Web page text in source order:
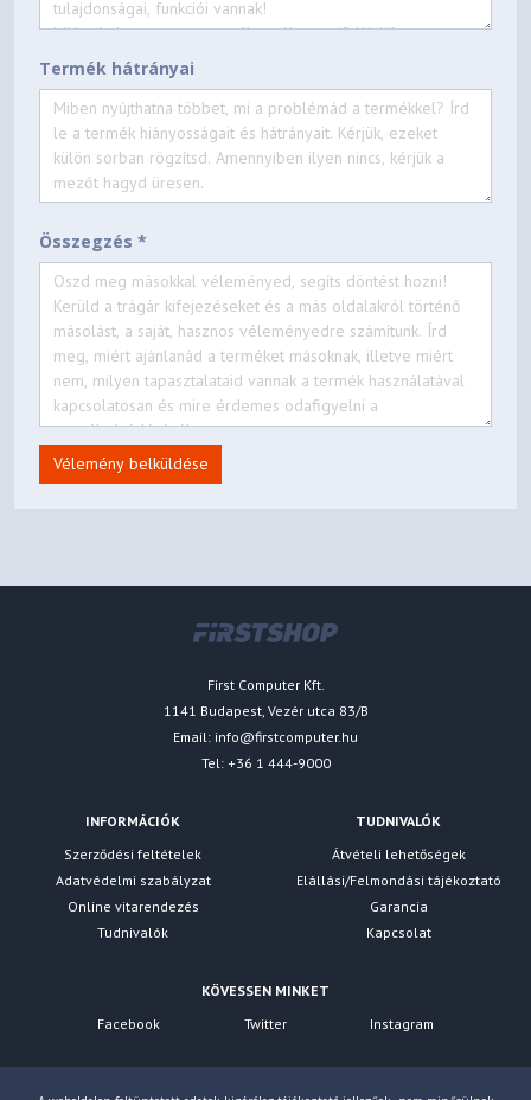
Termék hátrányai
Összegzés *
Vélemény belküldése
First Computer Kft.
1141 Budapest, Vezér utca 83/B
Email: info@firstcomputer.hu
Tel: +36 1 444-9000
INFORMÁCIÓK
Szerződési feltételek
Adatvédelmi szabályzat
Online vitarendezés
Tudnivalók
TUDNIVALÓK
Átvételi lehetőségek
Elállási/Felmondási tájékoztató
Garancia
Kapcsolat
KÖVESSEN MINKET
Facebook
Twitter Instagram